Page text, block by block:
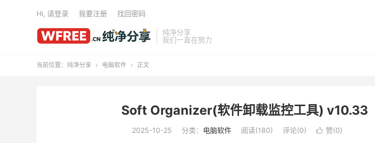
纯净分享
我们一直在努力
Hi, 请登录 我要注册 找回密码
当前位置： 纯净分享  电脑软件  正文
Soft Organizer(软件卸载监控工具) v10.33
2025-10-25 分类： 电脑软件 阅读(180) 评论(0)  赞(0)